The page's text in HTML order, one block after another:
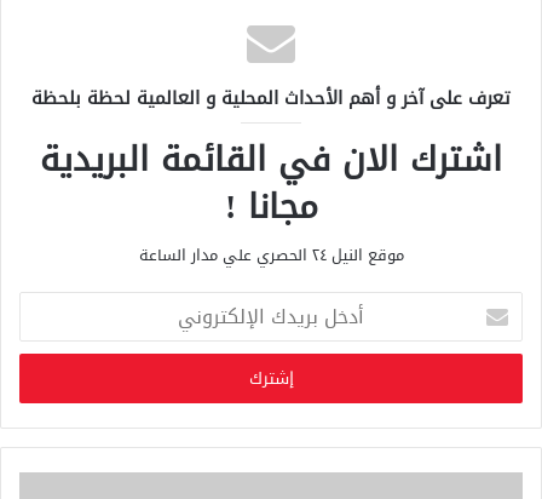
تعرف على آخر و أهم الأحداث المحلية و العالمية لحظة بلحظة
اشترك الان في القائمة البريدية
مجانا !
موقع النيل ٢٤ الحصري علي مدار الساعة
خ
ب
ر
ي
د